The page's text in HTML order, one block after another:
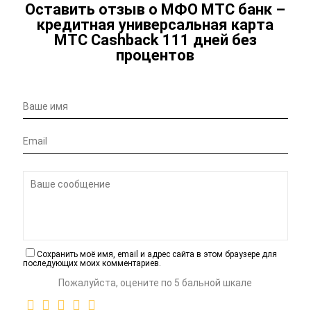
Оставить отзыв о МФО МТС банк –
кредитная универсальная карта
МТС Cashback 111 дней без
процентов
Сохранить моё имя, email и адрес сайта в этом браузере для
последующих моих комментариев.
Пожалуйста, оцените по 5 бальной шкале